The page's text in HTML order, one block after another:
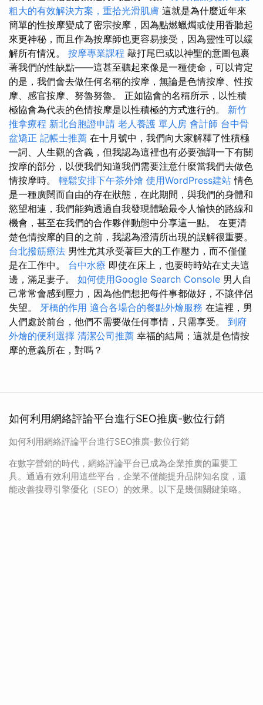
粗大的有效解決方案，重拾光滑肌膚 這就是為什麼近年來
簡單的性按摩變成了密宗按摩，因為點燃蠟燭或使用香聽起
來更神秘，而且作為按摩師也更容易接受，因為靈性可以緩
解所有情況。 按摩專業課程 敲打尾巴或以神聖的意圖包裹
著我們的性缺點——這甚至聽起來像是一種使命，可以肯定
的是，我們會去做任何名稱的按摩，無論是色情按摩、性按
摩、感官按摩、努魯努魯。 正如協會的名稱所示，以性積
極協會為代表的色情按摩是以性積極的方式進行的。 新竹
推拿療程 新北台胞證申請 老人養護 單人房 會計師 台中骨
盆矯正 記帳士推薦 在十月號中，我們向大家解釋了性積極
一詞、人生觀的含義，但我認為這裡也有必要強調一下有關
按摩的部分，以便我們知道我們需要注意什麼當我們去做色
情按摩時。 輕鬆安排下午茶外燴 使用WordPress建站 情色
是一種廣闊而自由的存在狀態，在此期間，與我們的身體和
慾望相連，我們能夠透過自我發現體驗最令人愉快的路線和
機會，甚至在我們的合作夥伴動態中分享這一點。 在更清
楚色情按摩的目的之前，我認為澄清所出現的誤解很重要。
台北撥筋療法 男性尤其承受著巨大的工作壓力，而不僅僅
是在工作中。 台中水療 即使在床上，也要時時站在丈夫這
邊，滿足妻子。 如何使用Google Search Console 男人自
己常常會感到壓力，因為他們想把每件事都做好，不讓伴侶
失望。 牙橋的作用 適合各場合的餐點外燴服務 在這裡，男
人們處於前台，他們不需要做任何事情，只需享受。 到府
外燴的便利選擇 清潔公司推薦 幸福的結局；這就是色情按
摩的意義所在，對嗎？
如何利用網絡評論平台進行SEO推廣-數位行銷
如何利用網絡評論平台進行SEO推廣-數位行銷
在數字營銷的時代，網絡評論平台已成為企業推廣的重要工
具。通過有效利用這些平台，企業不僅能提升品牌知名度，還
能改善搜尋引擎優化（SEO）的效果。以下是幾個關鍵策略。